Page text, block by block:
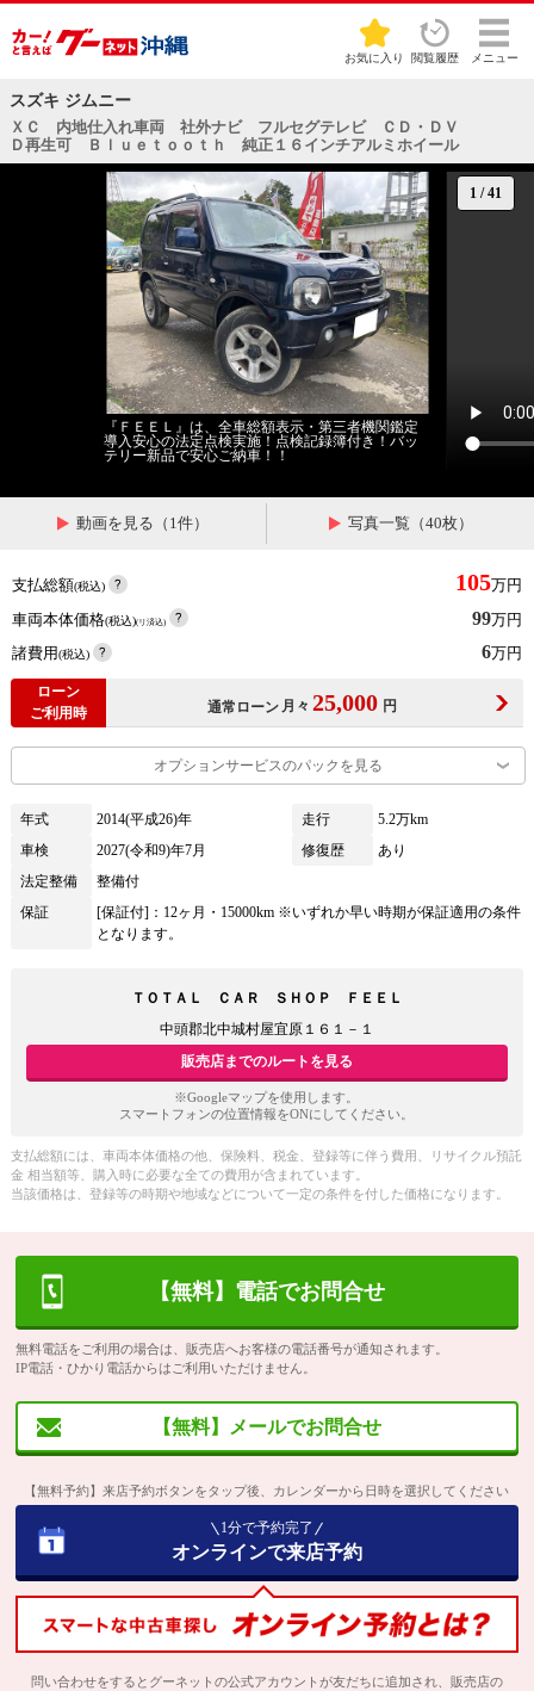
お気に入り 閲覧履歴 メニュー
スズキ ジムニー
ＸＣ 内地仕入れ車両 社外ナビ フルセグテレビ ＣＤ・ＤＶ
Ｄ再生可 Ｂｌｕｅｔｏｏｔｈ 純正１６インチアルミホイール
1 /41
『ＦＥＥＬ』は、全車総額表示・第三者機関鑑定
導入安心の法定点検実施！点検記録簿付き！バッ
テリー新品で安心ご納車！！
動画を見る（1件） 写真一覧（40枚）
支払総額(税込) 105万円
車両本体価格(税込)(リ済込) 99万円
諸費用(税込) 6万円
ローン
ご利用時
通常ローン 月々 25,000 円
オプションサービスのパックを見る
年式 2014(平成26)年 走行
5.2万km
車検
2027(令和9)年7月 修復歴
あり
法定整備
整備付
保証
[保証付]：12ヶ月・15000km ※いずれか早い時期が保証適用の条件
となります。
ＴＯＴＡＬ ＣＡＲ ＳＨＯＰ ＦＥＥＬ
中頭郡北中城村屋宜原１６１－１
販売店までのルートを見る
※Googleマップを使用します。
スマートフォンの位置情報をONにしてください。
支払総額には、車両本体価格の他、保険料、税金、登録等に伴う費用、リサイクル預託
金 相当額等、購入時に必要な全ての費用が含まれています。
当該価格は、登録等の時期や地域などについて一定の条件を付した価格になります。
【無料】電話でお問合せ
無料電話をご利用の場合は、販売店へお客様の電話番号が通知されます。
IP電話・ひかり電話からはご利用いただけません。
【無料】メールでお問合せ
【無料予約】来店予約ボタンをタップ後、カレンダーから日時を選択してください
1分で予約完了
オンラインで来店予約
問い合わせをするとグーネットの公式アカウントが友だちに追加され、販売店の